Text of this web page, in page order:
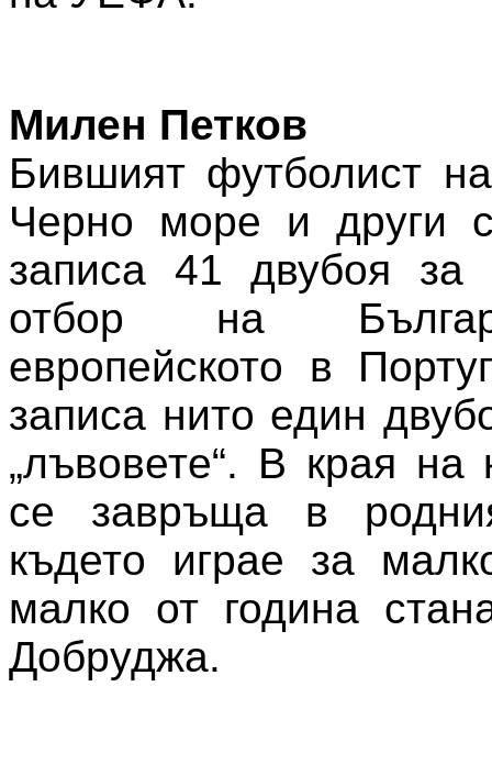
Милен Петков
Бившият футболист
Черно море и други
записа 41 двубоя за
отбор на
европейското в
записа нито един
„лъвовете“. В края на
се завръща в
където играе за
малко от година
Добруджа.